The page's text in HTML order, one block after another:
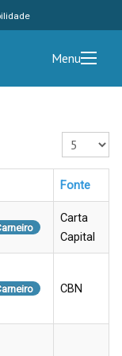
Menu
Exibir #
Fonte
Carta
Capital
CBN